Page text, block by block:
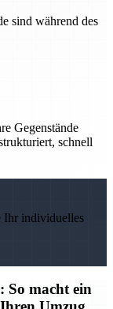
sind während des
Gegenstände
schnell
Ihr individuelles
So macht ein